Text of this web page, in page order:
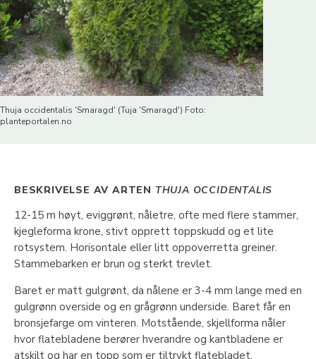
Thuja occidentalis 'Smaragd' (Tuja 'Smaragd') Foto:
planteportalen.no
BESKRIVELSE AV ARTEN THUJA OCCIDENTALIS
12-15 m høyt, eviggrønt, nåletre, ofte med flere stammer,
kjegleforma krone, stivt opprett toppskudd og et lite
rotsystem. Horisontale eller litt oppoverretta greiner.
Stammebarken er brun og sterkt trevlet.
Baret er matt gulgrønt, da nålene er 3-4 mm lange med en
gulgrønn overside og en grågrønn underside. Baret får en
bronsjefarge om vinteren. Motstående, skjellforma nåler
hvor flatebladene berører hverandre og kantbladene er
atskilt og har en topp som er tiltrykt flatebladet.